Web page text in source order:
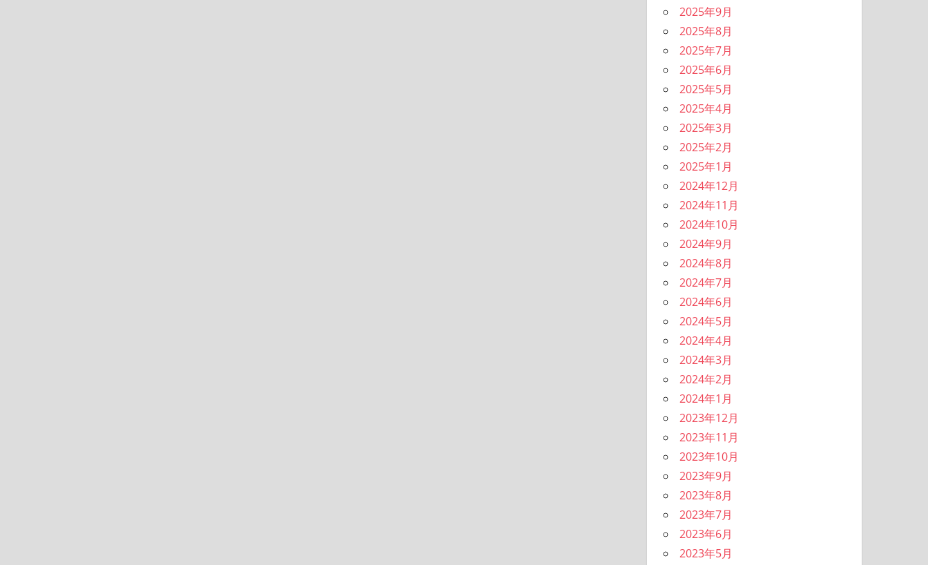
2025年9月
2025年8月
2025年7月
2025年6月
2025年5月
2025年4月
2025年3月
2025年2月
2025年1月
2024年12月
2024年11月
2024年10月
2024年9月
2024年8月
2024年7月
2024年6月
2024年5月
2024年4月
2024年3月
2024年2月
2024年1月
2023年12月
2023年11月
2023年10月
2023年9月
2023年8月
2023年7月
2023年6月
2023年5月